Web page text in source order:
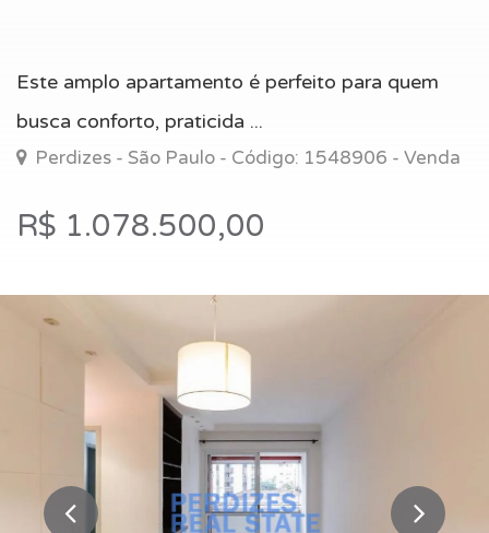
Este amplo apartamento é perfeito para quem
busca conforto, praticida ...
Perdizes - São Paulo - Código: 1548906 - Venda
R$ 1.078.500,00